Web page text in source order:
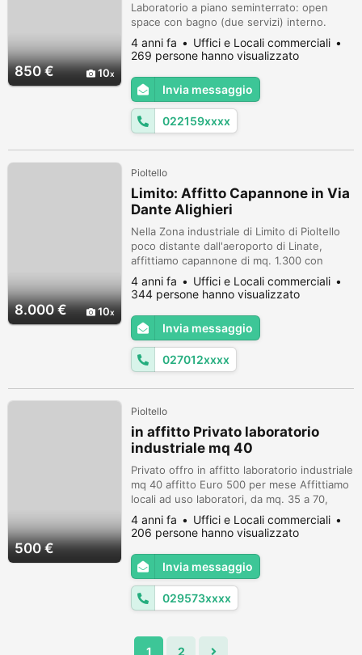
850 € 10
Laboratorio a piano seminterrato: open
space con bagno (due servizi) interno.
Accesso pedonale indipendente da strada,
carraio sul cortile interno. IN BUONE
CONDIZIONI
4 anni fa
Uffici e Locali commerciali
269 persone hanno visualizzato
Invia messaggio
022159xxxx
8.000 € 10
Pioltello
Limito: Affitto Capannone in Via
Dante Alighieri
Nella Zona industriale di Limito di Pioltello
poco distante dall'aeroporto di Linate,
affittiamo capannone di mq. 1.300 con
annesso terreno recintato di 7.300 mq,
adatto a parcheggi per auto o autoarticolati.
Possibilità di 100 mq. di uffici composti da 5
locali e servizi. E' possibile affittare solo
l'area ed il capannone ad € 8.000 al mese
Codice di Riferi...
4 anni fa
Uffici e Locali commerciali
344 persone hanno visualizzato
Invia messaggio
027012xxxx
500 €
Pioltello
in affitto Privato laboratorio
industriale mq 40
Privato offro in affitto laboratorio industriale
mq 40 affitto Euro 500 per mese Affittiamo
locali ad uso laboratori, da mq. 35 a 70,
possibilit? di abbinare il laboratori ad aree di
magazzino sia scaffalizzate che a piano
terra. possibilit? di visionare i locali senza
alcun impegno, prendere appuntamento
grazie Pioltello (MI)
4 anni fa
Uffici e Locali commerciali
206 persone hanno visualizzato
Invia messaggio
029573xxxx
1 2